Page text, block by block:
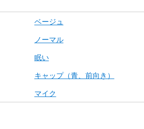
ベージュ
ノーマル
眠い
キャップ（青、前向き）
マイク